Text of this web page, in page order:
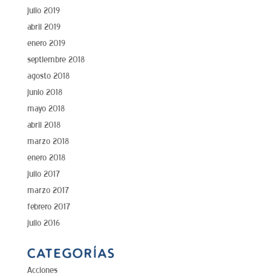
julio 2019
abril 2019
enero 2019
septiembre 2018
agosto 2018
junio 2018
mayo 2018
abril 2018
marzo 2018
enero 2018
julio 2017
marzo 2017
febrero 2017
julio 2016
CATEGORÍAS
Acciones